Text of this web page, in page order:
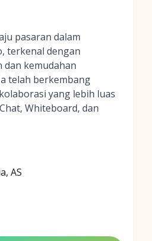
pasaran dalam
terkenal dengan
dan kemudahan
telah berkembang
yang lebih luas
Whiteboard, dan
AS